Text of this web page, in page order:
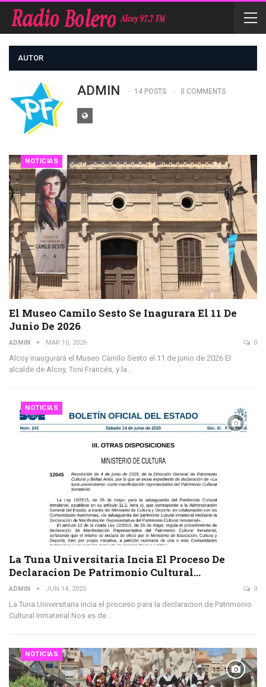
AUTOR
ADMIN 14 POSTS 0 COMMENTS
NOTICIAS
El Museo Camilo Sesto Se Inagurara El 11 De
Junio De 2026
ADMIN MAR 10, 2026 0
Alcoy inaugurará el Museo Camilo Sesto el 11 de junio de 2026 El
alcalde de Alcoy, Toni Francés, y la…
NOTICIAS
La Tuna Universitaria Incia El Proceso De
Declaracion De Patrimonio Cultural…
ADMIN JUN 14, 2025 0
La Tuna Universitaria incia el proceso para la declaracion de Patrimonio
Cultural Inmaterial Nos es de…
NOTICIAS